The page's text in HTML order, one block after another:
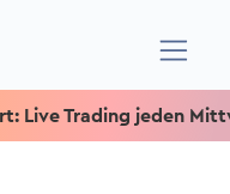
Trading jeden